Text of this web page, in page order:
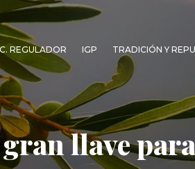
REGULADOR IGP TRADICIÓN Y
llave